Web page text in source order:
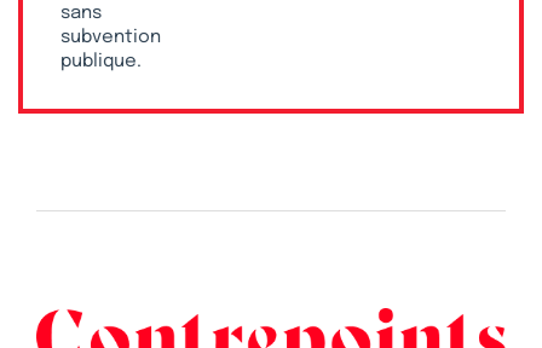
sans
subvention
publique.